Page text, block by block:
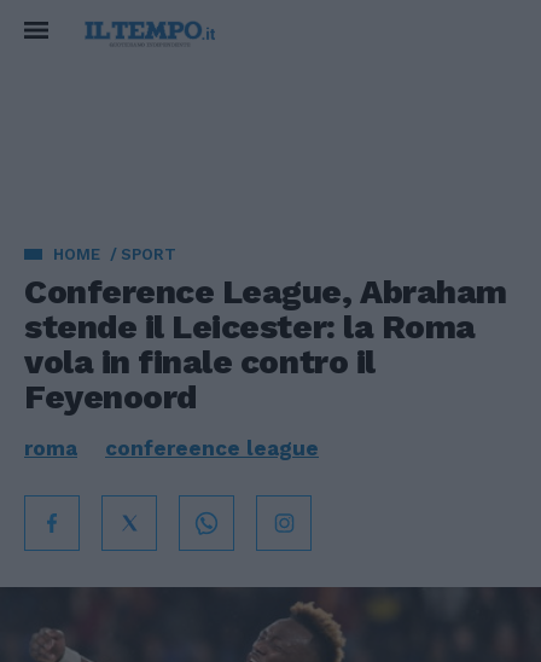
HOME SPORT
Conference League, Abraham
stende il Leicester: la Roma
vola in finale contro il
Feyenoord
roma confereence league